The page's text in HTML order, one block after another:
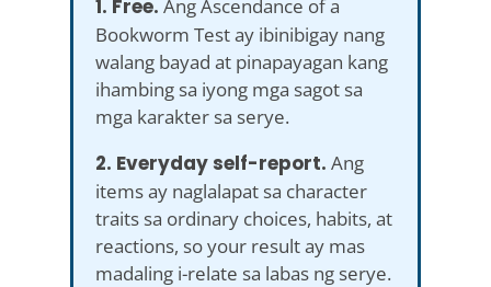
1. Free. Ang Ascendance of a
Bookworm Test ay ibinibigay nang
walang bayad at pinapayagan kang
ihambing sa iyong mga sagot sa
mga karakter sa serye.
2. Everyday self-report. Ang
items ay naglalapat sa character
traits sa ordinary choices, habits, at
reactions, so your result ay mas
madaling i-relate sa labas ng serye.